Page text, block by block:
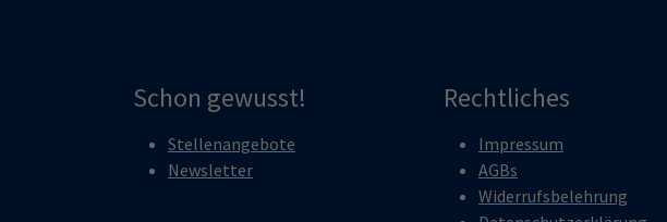
Schon gewusst!
Stellenangebote
Newsletter
Rechtliches
Impressum
AGBs
Widerrufsbelehrung